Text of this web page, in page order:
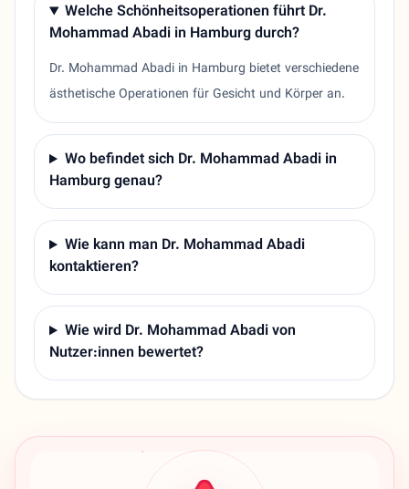
Welche Schönheitsoperationen führt Dr.
Mohammad Abadi in Hamburg durch?
Dr. Mohammad Abadi in Hamburg bietet verschiedene
ästhetische Operationen für Gesicht und Körper an.
Wo befindet sich Dr. Mohammad Abadi in
Hamburg genau?
Wie kann man Dr. Mohammad Abadi
kontaktieren?
Wie wird Dr. Mohammad Abadi von
Nutzer:innen bewertet?